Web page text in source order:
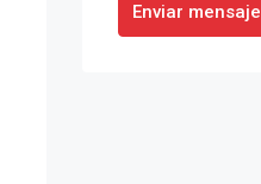
Enviar mensaje